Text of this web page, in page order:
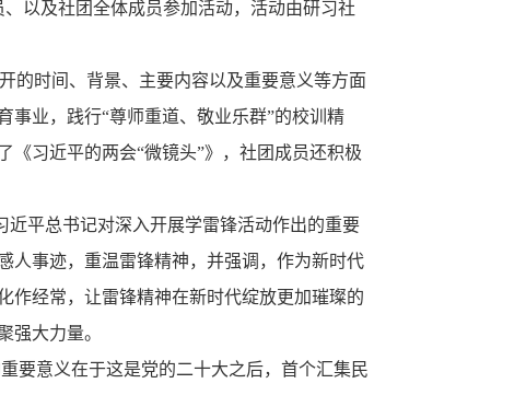
以及社团全体成员参加活动，活动由研习社
的时间、背景、主要内容以及重要意义等方面
事业，践行“尊师重道、敬业乐群”的校训精
习近平的两会“微镜头”》，社团成员还积极
近平总书记对深入开展学雷锋活动作出的重要
人事迹，重温雷锋精神，并强调，作为新时代
作经常，让雷锋精神在新时代绽放更加璀璨的
强大力量。
要意义在于这是党的二十大之后，首个汇集民